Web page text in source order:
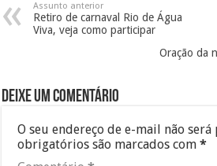
Assunto anterior
Retiro de carnaval Rio de Água
Viva, veja como participar
Oração da
Deixe um comentário
O seu endereço de e-mail não
obrigatórios são marcados com*